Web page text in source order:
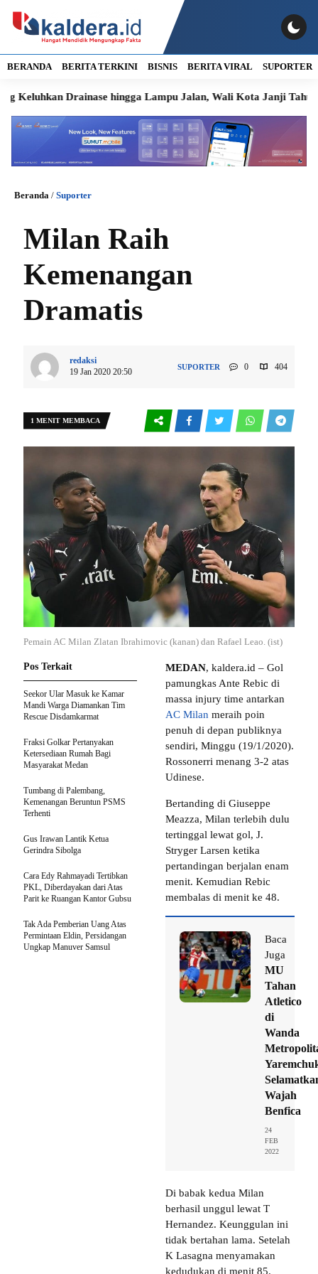
BERANDA BERITA TERKINI BISNIS BERITA VIRAL SUPORTER
Drainase hingga Lampu Jalan, Wali Kota Janji Tahun Ini
Beranda / Suporter
Milan Raih
Kemenangan
Dramatis
redaksi
19 Jan 2020 20:50
SUPORTER 0 404
1 MENIT MEMBACA
Pemain AC Milan Zlatan Ibrahimovic (kanan) dan Rafael Leao. (ist)
MEDAN, kaldera.id – Gol
pamungkas Ante Rebic di
massa injury time antarkan
AC Milan meraih poin
penuh di depan publiknya
sendiri, Minggu (19/1/2020).
Rossonerri menang 3-2 atas
Udinese.
Bertanding di Giuseppe
Meazza, Milan terlebih dulu
tertinggal lewat gol, J.
Stryger Larsen ketika
pertandingan berjalan enam
menit. Kemudian Rebic
membalas di menit ke 48.
Baca
Juga
MU
Tahan
Atletico
di
Wanda
Wajah
Benfica
24
FEB
2022
Di babak kedua Milan
berhasil unggul lewat T
Hernandez. Keunggulan ini
tidak bertahan lama. Setelah
K Lasagna menyamakan
kedudukan di menit 85.
Pos Terkait
Seekor Ular Masuk ke Kamar
Mandi Warga Diamankan Tim
Rescue Disdamkarmat
Fraksi Golkar Pertanyakan
Ketersediaan Rumah Bagi
Masyarakat Medan
Tumbang di Palembang,
Kemenangan Beruntun PSMS
Terhenti
Gus Irawan Lantik Ketua
Gerindra Sibolga
Cara Edy Rahmayadi Tertibkan
PKL, Diberdayakan dari Atas
Parit ke Ruangan Kantor Gubsu
Tak Ada Pemberian Uang Atas
Permintaan Eldin, Persidangan
Ungkap Manuver Samsul